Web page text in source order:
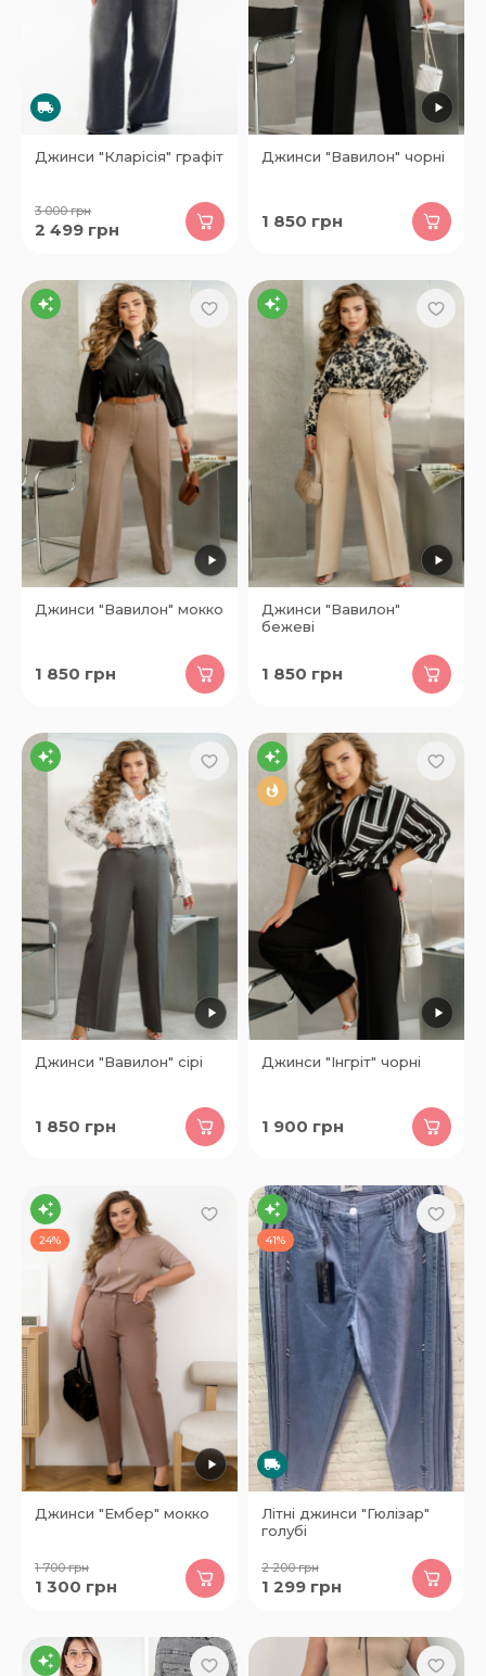
Джинси "Кларісія" графіт
3 000грн
2 499 грн
Джинси "Вавилон" чорні
1 850 грн
Джинси "Вавилон" мокко
1 850 грн
Джинси "Вавилон"
бежеві
1 850 грн
Джинси "Вавилон" сірі
1 850 грн
Джинси "Інгріт" чорні
1 900 грн
24%
Джинси "Ембер" мокко
1 700грн
1 300 грн
41%
Літні джинси "Гюлізар"
голубі
2 200грн
1 299 грн